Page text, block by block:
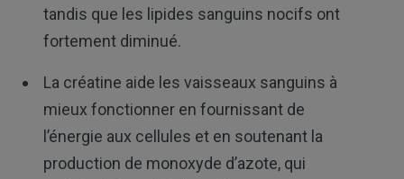
tandis que les lipides sanguins nocifs ont
fortement diminué.
La créatine aide les vaisseaux sanguins à
mieux fonctionner en fournissant de
l’énergie aux cellules et en soutenant la
production de monoxyde d’azote, qui